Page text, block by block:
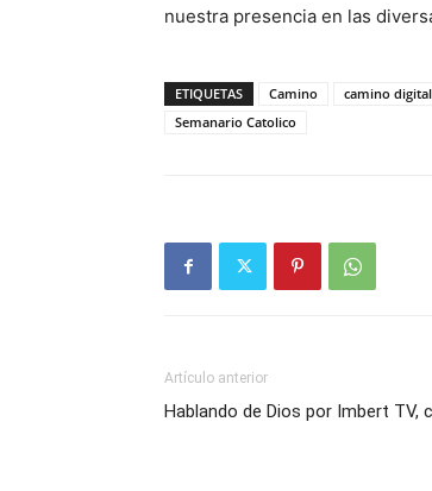
nuestra presencia en las
ETIQUETAS Camino camino digital
Semanario Catolico
Artículo anterior
Hablando de Dios por Imbert TV,